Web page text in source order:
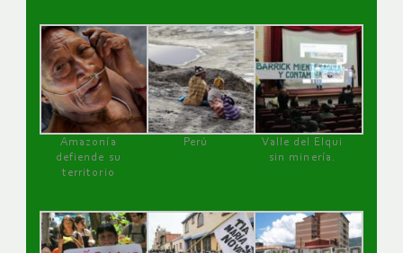
Amazonía
defiende su
territorio
Perú
Valle del Elqui
sin minería.